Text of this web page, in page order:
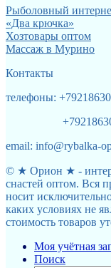
Рыболовный
«Два крючка»
Хозтовары оптом
Массаж в Мурино
Контакты
телефоны:
email: info@rybalka-
© ★ Орион ★ -
снастей оптом. Вся
носит
каких условиях не
стоимость товаров
Моя учётная
Поиск